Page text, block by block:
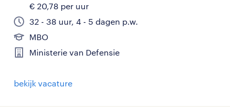
€ 20,78 per uur
32 - 38 uur, 4 - 5 dagen p.w.
MBO
Ministerie van Defensie
bekijk vacature